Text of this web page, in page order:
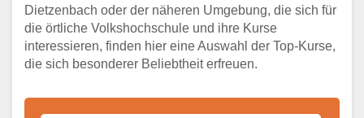
VHS Dietzenbach – Öffnungszeiten und
Telefonnummer
Stellenangebote der Volkshochschule
Dietzenbach
Dietzenbach oder der näheren Umgebung, die sich für
die örtliche Volkshochschule und ihre Kurse
interessieren, finden hier eine Auswahl der Top-Kurse,
die sich besonderer Beliebtheit erfreuen.